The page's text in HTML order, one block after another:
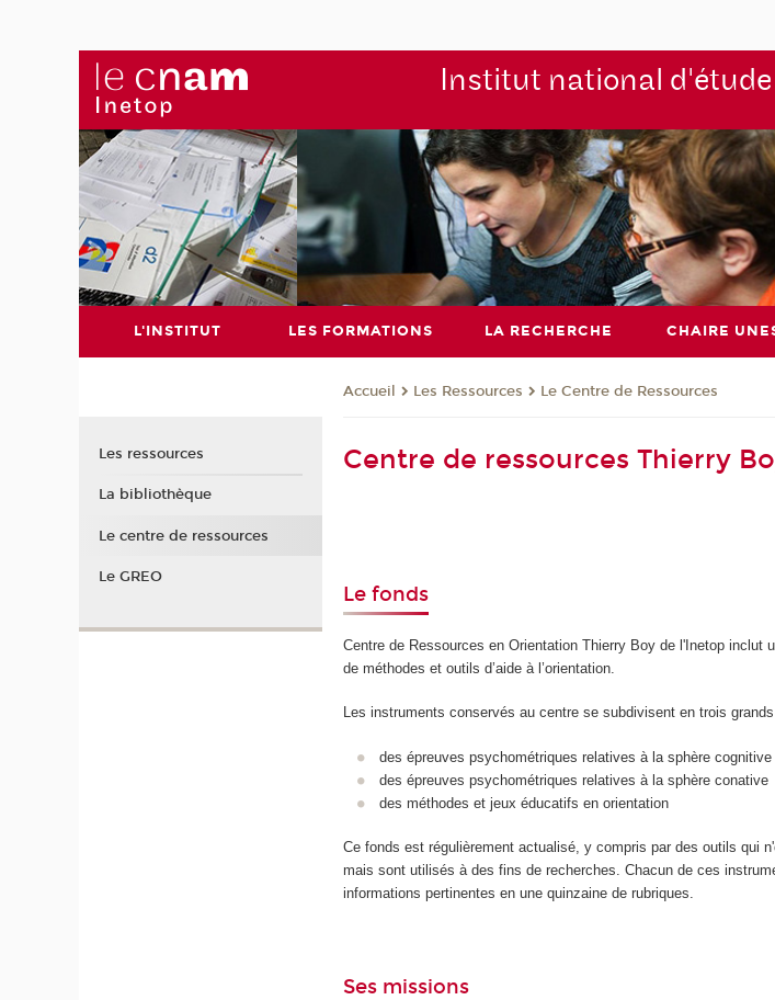
Institut national d'étude
L'INSTITUT LES FORMATIONS LA RECHERCHE CHAIRE
Accueil Les Ressources Le Centre de Ressources
Centre de ressources Thierry
Le fonds
Centre de Ressources en Orientation Thierry Boy de l'Inetop
de méthodes et outils d’aide à l’orientation.
Les instruments conservés au centre se subdivisent en trois
des épreuves psychométriques relatives à la sphère cognitive
des épreuves psychométriques relatives à la sphère conative
des méthodes et jeux éducatifs en orientation
Ce fonds est régulièrement actualisé, y compris par des outils qui
mais sont utilisés à des fins de recherches. Chacun de ces
informations pertinentes en une quinzaine de rubriques.
Ses missions
Les ressources
La bibliothèque
Le centre de ressources
Le GREO